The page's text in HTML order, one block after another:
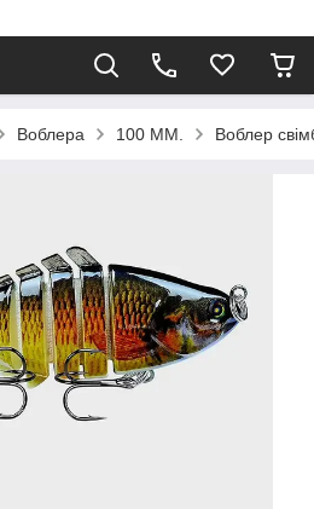
Воблера 100 ММ. Воблер